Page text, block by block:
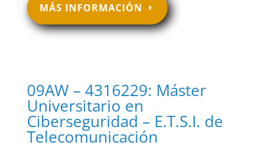
MÁS INFORMACIÓN
09AW – 4316229: Máster
Universitario en
Ciberseguridad – E.T.S.I. de
Telecomunicación